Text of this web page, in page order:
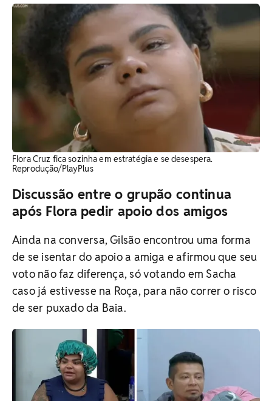
Flora Cruz fica sozinha em estratégia e se desespera.
Reprodução/PlayPlus
Discussão entre o grupão continua
após Flora pedir apoio dos amigos
Ainda na conversa, Gilsão encontrou uma forma
de se isentar do apoio a amiga e afirmou que seu
voto não faz diferença, só votando em Sacha
caso já estivesse na Roça, para não correr o risco
de ser puxado da Baia.